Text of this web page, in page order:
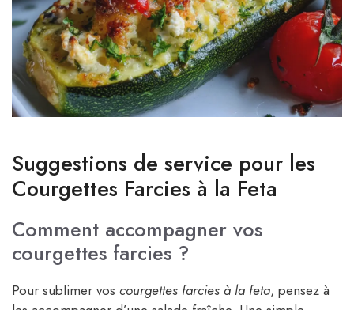
Suggestions de service pour les
Courgettes Farcies à la Feta
Comment accompagner vos
courgettes farcies ?
Pour sublimer vos courgettes farcies à la feta, pensez à